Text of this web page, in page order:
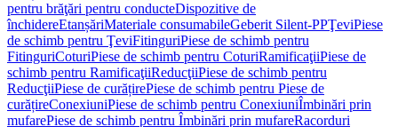
pentru brăţări pentru conducteDispozitive de
închidereEtanșăriMateriale consumabileGeberit Silent-PPŢeviPiese
de schimb pentru ŢeviFitinguriPiese de schimb pentru
FitinguriCoturiPiese de schimb pentru CoturiRamificaţiiPiese de
schimb pentru RamificaţiiReducţiiPiese de schimb pentru
ReducţiiPiese de curățirePiese de schimb pentru Piese de
curățireConexiuniPiese de schimb pentru ConexiuniÎmbinări prin
mufarePiese de schimb pentru Îmbinări prin mufareRacorduri